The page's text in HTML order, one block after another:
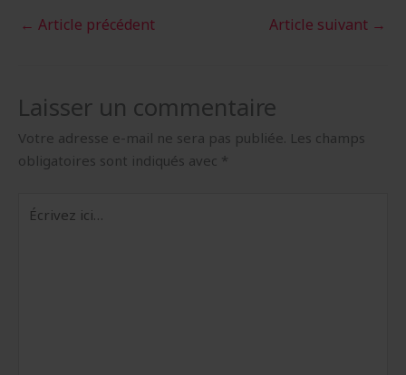
← Article précédent Article suivant →
Laisser un commentaire
Votre adresse e-mail ne sera pas publiée. Les champs
obligatoires sont indiqués avec *
ici…